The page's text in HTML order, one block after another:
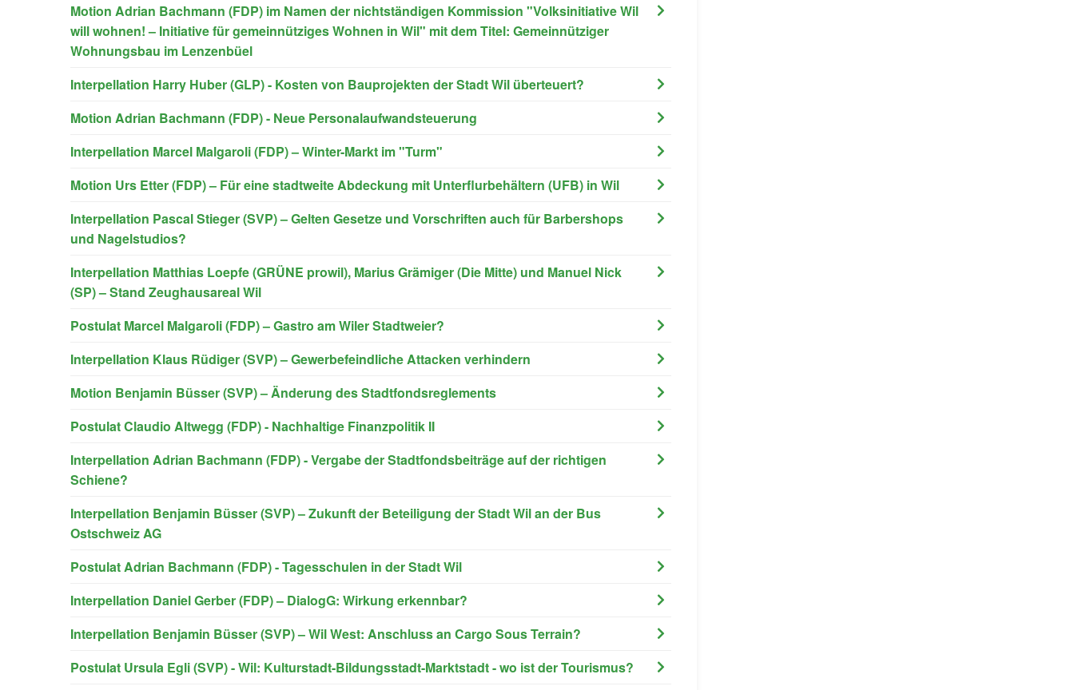
Motion Adrian Bachmann (FDP) im Namen der nichtständigen Kommission "Volksinitiative Wil
will wohnen! – Initiative für gemeinnütziges Wohnen in Wil" mit dem Titel: Gemeinnütziger
Wohnungsbau im Lenzenbüel
Interpellation Harry Huber (GLP) - Kosten von Bauprojekten der Stadt Wil überteuert?
Motion Adrian Bachmann (FDP) - Neue Personalaufwandsteuerung
Interpellation Marcel Malgaroli (FDP) – Winter-Markt im "Turm"
Motion Urs Etter (FDP) – Für eine stadtweite Abdeckung mit Unterflurbehältern (UFB) in Wil
Interpellation Pascal Stieger (SVP) – Gelten Gesetze und Vorschriften auch für Barbershops
und Nagelstudios?
Interpellation Matthias Loepfe (GRÜNE prowil), Marius Grämiger (Die Mitte) und Manuel Nick
(SP) – Stand Zeughausareal Wil
Postulat Marcel Malgaroli (FDP) – Gastro am Wiler Stadtweier?
Interpellation Klaus Rüdiger (SVP) – Gewerbefeindliche Attacken verhindern
Motion Benjamin Büsser (SVP) – Änderung des Stadtfondsreglements
Postulat Claudio Altwegg (FDP) - Nachhaltige Finanzpolitik II
Interpellation Adrian Bachmann (FDP) - Vergabe der Stadtfondsbeiträge auf der richtigen
Schiene?
Interpellation Benjamin Büsser (SVP) – Zukunft der Beteiligung der Stadt Wil an der Bus
Ostschweiz AG
Postulat Adrian Bachmann (FDP) - Tagesschulen in der Stadt Wil
Interpellation Daniel Gerber (FDP) – DialogG: Wirkung erkennbar?
Interpellation Benjamin Büsser (SVP) – Wil West: Anschluss an Cargo Sous Terrain?
Postulat Ursula Egli (SVP) - Wil: Kulturstadt-Bildungsstadt-Marktstadt - wo ist der Tourismus?